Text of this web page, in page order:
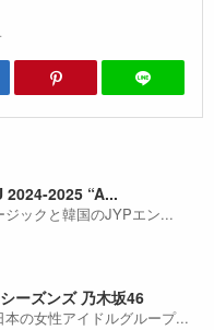
2025 “A...
ジックと韓国のJYPエン...
ーズンズ 乃木坂46
本の女性アイドルグループ...